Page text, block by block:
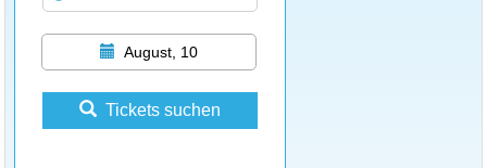
August, 10
Tickets suchen